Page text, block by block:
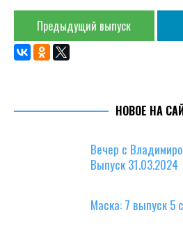
Предыдущий выпуск
НОВОЕ НА
Вечер с
Выпуск 31.03.2024
Маска: 7 выпуск 5